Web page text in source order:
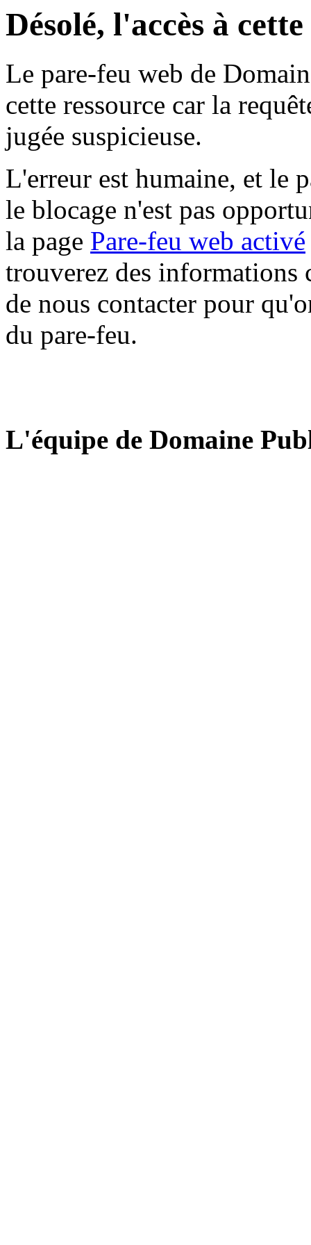
Désolé, l'accès à
Le pare-feu web de
cette ressource car la
jugée suspicieuse.
L'erreur est humaine, et le
le blocage n'est pas
la page Pare-feu web activé
trouverez des informations
de nous contacter pour
du pare-feu.
L'équipe de Domaine